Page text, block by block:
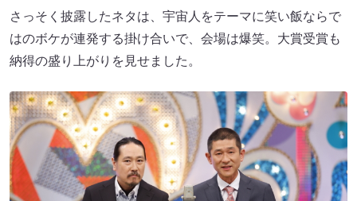
さっそく披露したネタは、宇宙人をテーマに笑い飯ならで
はのボケが連発する掛け合いで、会場は爆笑。大賞受賞も
納得の盛り上がりを見せました。